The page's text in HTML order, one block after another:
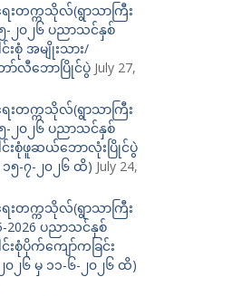
ေးတက္ကသိုလ်(ရွာသာကြီး
-၂၀၂၆ ပညာသင်နှစ်
းစုံ အမျိုးသား/
ာ်လီဘောပြိုင်ပွဲ July 27,
ေးတက္ကသိုလ်(ရွာသာကြီး
-၂၀၂၆ ပညာသင်နှစ်
င်းစုံဖူဆယ်ဘောလုံးပြိုင်ပွဲ
၁၅-၇-၂၀၂၆ ထိ) July 24,
ေးတက္ကသိုလ်(ရွာသာကြီး
2026 ပညာသင်နှစ်
းစုံပိုက်ကျော်ကခြင်း
၀၂၆ မှ ၁၁-၆-၂၀၂၆ ထိ)